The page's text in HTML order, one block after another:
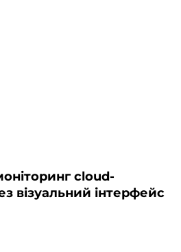
cloud-
візуальний інтерфейс